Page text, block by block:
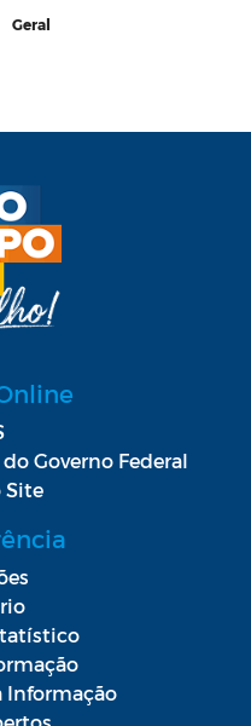
Geral
Governo Federal
Site
Informação